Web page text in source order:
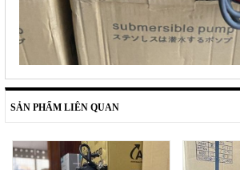
SẢN PHẨM LIÊN QUAN